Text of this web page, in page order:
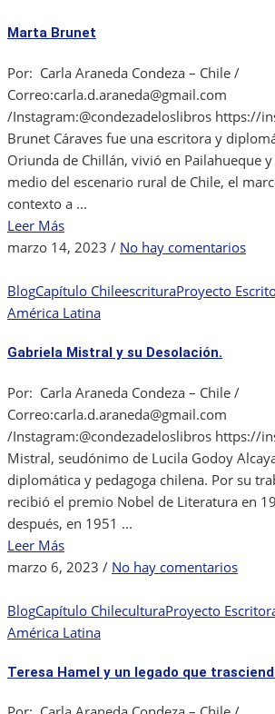
Marta Brunet
Por: Carla Araneda Condeza – Chile /
Correo:carla.d.araneda@gmail.com
/Instagram:@condezadeloslibros https://
Brunet Cáraves fue una escritora y
Oriunda de Chillán, vivió en Pailahueque
medio del escenario rural de Chile, el
contexto a ...
Leer Más
marzo 14, 2023 / No hay comentariosen
BlogCapítulo ChileescrituraProyecto
América Latina
Gabriela Mistral y su Desolación.
Por: Carla Araneda Condeza – Chile /
Correo:carla.d.araneda@gmail.com
/Instagram:@condezadeloslibros https://
Mistral, seudónimo de Lucila Godoy
diplomática y pedagoga chilena. Por su
recibió el premio Nobel de Literatura en
después, en 1951 ...
Leer Más
marzo 6, 2023 / No hay comentariosen
BlogCapítulo ChileculturaProyecto
América Latina
Teresa Hamel y un legado que